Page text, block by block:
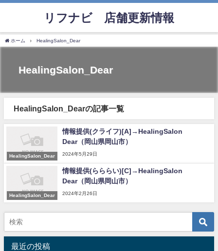
リフナビ®店舗更新情報
ホーム HealingSalon_Dear
HealingSalon_Dear
HealingSalon_Dearの記事一覧
HealingSalon_Dear
情報提供(クライフ)[A]→HealingSalon
Dear（岡山県岡山市）
2024年5月29日
HealingSalon_Dear
情報提供(らららい)[C]→HealingSalon
Dear（岡山県岡山市）
2024年2月26日
最近の投稿